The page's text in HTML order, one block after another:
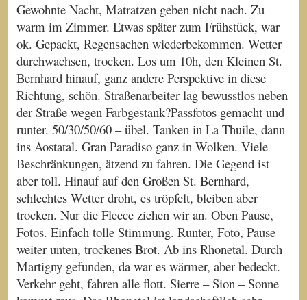
Gewohnte Nacht, Matratzen geben nicht nach. Zu
warm im Zimmer. Etwas später zum Frühstück, war
ok. Gepackt, Regensachen wiederbekommen. Wetter
durchwachsen, trocken. Los um 10h, den Kleinen St.
Bernhard hinauf, ganz andere Perspektive in diese
Richtung, schön. Straßenarbeiter lag bewusstlos neben
der Straße wegen Farbgestank?Passfotos gemacht und
runter. 50/30/50/60 – übel. Tanken in La Thuile, dann
ins Aostatal. Gran Paradiso ganz in Wolken. Viele
Beschränkungen, ätzend zu fahren. Die Gegend ist
aber toll. Hinauf auf den Großen St. Bernhard,
schlechtes Wetter droht, es tröpfelt, bleiben aber
trocken. Nur die Fleece ziehen wir an. Oben Pause,
Fotos. Einfach tolle Stimmung. Runter, Foto, Pause
weiter unten, trockenes Brot. Ab ins Rhonetal. Durch
Martigny gefunden, da war es wärmer, aber bedeckt.
Verkehr geht, fahren alle flott. Sierre – Sion – Sonne